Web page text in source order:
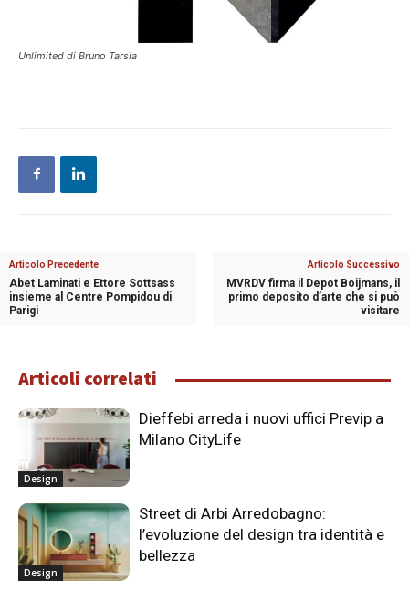
Unlimited di Bruno Tarsia
Articolo Precedente
Abet Laminati e Ettore Sottsass
insieme al Centre Pompidou di
Parigi
Articolo Successivo
MVRDV firma il Depot Boijmans, il
primo deposito d’arte che si può
visitare
Articoli correlati
Design
Dieffebi arreda i nuovi uffici Previp a
Milano CityLife
Design
Street di Arbi Arredobagno:
l’evoluzione del design tra identità e
bellezza